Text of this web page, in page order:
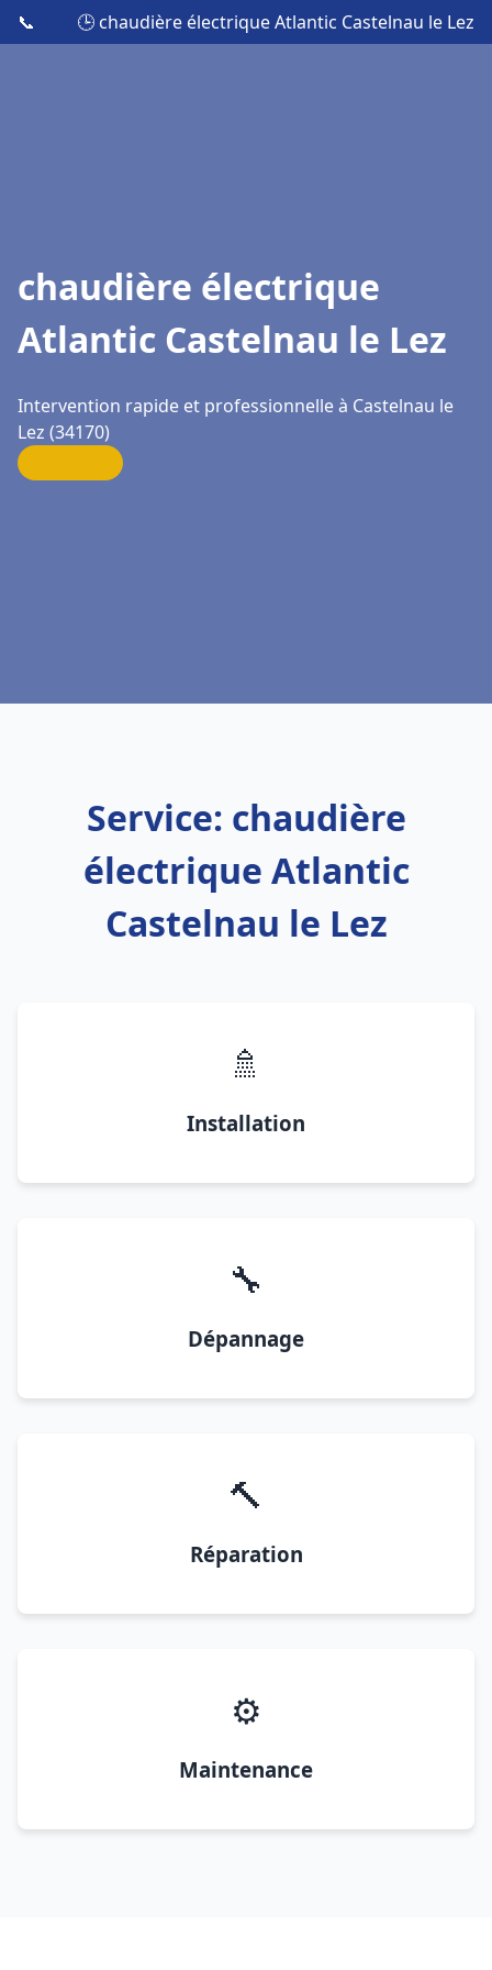
📞 🕒 chaudière électrique Atlantic Castelnau le Lez
chaudière électrique
Atlantic Castelnau le Lez
Intervention rapide et professionnelle à Castelnau le
Lez (34170)
Service: chaudière
électrique Atlantic
Castelnau le Lez
🚿
Installation
🔧
Dépannage
🔨
Réparation
⚙️
Maintenance